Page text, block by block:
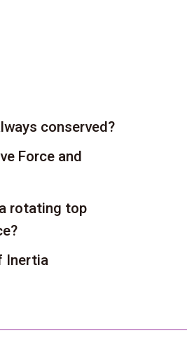
conserved?
Force and
rotating top
Inertia